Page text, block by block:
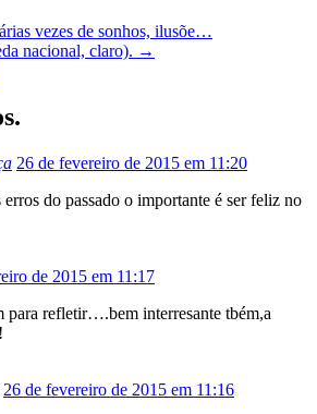
vezes de sonhos, ilusõe…
nacional, claro). →
26 de fevereiro de 2015 em 11:20
erros do passado o importante é ser feliz no
de 2015 em 11:17
para refletir….bem interresante tbém,a
26 de fevereiro de 2015 em 11:16